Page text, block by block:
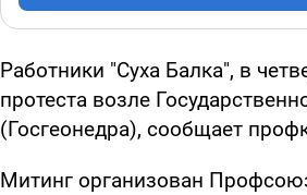
Работники "Суха Балка", в
протеста возле
(Госгеонедра), сообщает
Митинг организован